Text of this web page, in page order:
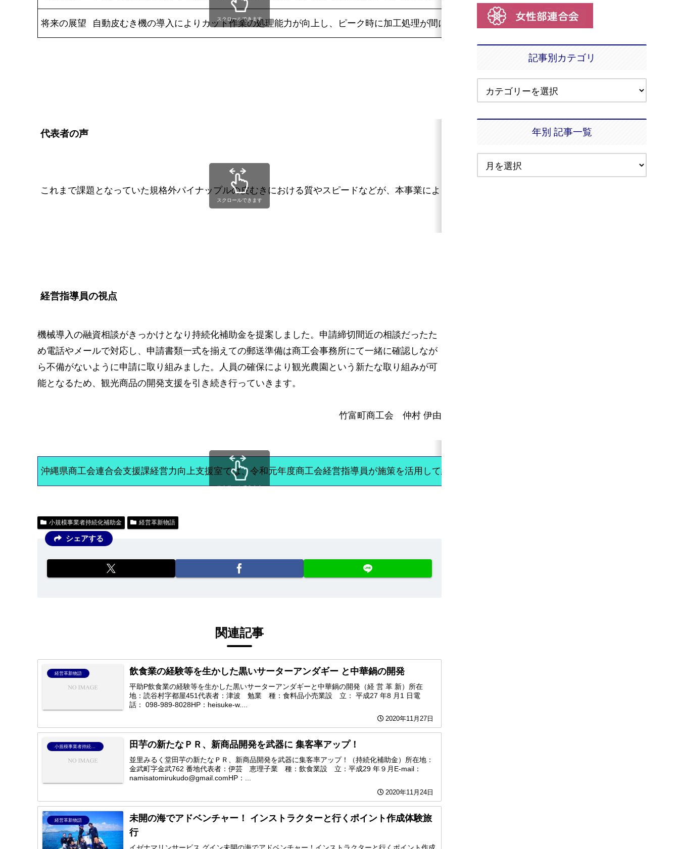
将来の展望 自動皮むき機の導入によりカット作業の処理能力が向上し、ピーク時に加工処理が間に合わずに廃棄処分をするという青果が無くなり売上
スクロールできます
代表者の声
これまで課題となっていた規格外パイナップルの皮むきにおける質やスピードなどが、本事業により導入できた自動皮むき機によって解決し、更なる発
スクロールできます
経営指導員の視点
機械導入の融資相談がきっかけとなり持続化補助金を提案しました。申請締切間近の相談だったた
め電話やメールで対応し、申請書類一式を揃えての郵送準備は商工会事務所にて一緒に確認しなが
ら不備がないように申請に取り組みました。人員の確保により観光農園という新たな取り組みが可
能となるため、観光商品の開発支援を引き続き行っていきます。
竹富町商工会 仲村 伊由
沖縄県商工会連合会支援課経営力向上支援室では、令和元年度商工会経営指導員が施策を活用して経営支援に携わった事例をまとめた、経営支援事例集
スクロールできます
小規模事業者持続化補助金 経営革新物語
シェアする
関連記事
経営革新物語 飲食業の経験等を生かした黒いサーターアンダギー と中華鍋の開発
平助P飲食業の経験等を生かした黒いサーターアンダギーと中華鍋の開発（経 営 革 新）所在
地：読谷村字都屋451代表者：津波 勉業 種：食料品小売業設 立： 平成27 年8 月1 日電
話： 098-989-8028HP：heisuke-w....
2020年11月27日
小規模事業者持続化補助金 田芋の新たなＰＲ、新商品開発を武器に 集客率アップ！
並里みるく堂田芋の新たなＰＲ、新商品開発を武器に集客率アップ！（持続化補助金）所在地：
金武町字金武762 番地代表者：伊芸 恵理子業 種：飲食業設 立：平成29 年９月E-mail：
namisatomirukudo@gmail.comHP：...
2020年11月24日
経営革新物語
未開の海でアドベンチャー！ インストラクターと行くポイント作成体験旅
行
記事別カテゴリ
年別 記事一覧